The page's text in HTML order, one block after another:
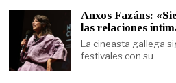
Anxos Fazáns:
las relaciones
La cineasta gallega
festivales con su